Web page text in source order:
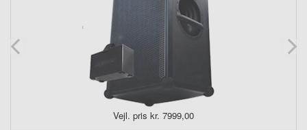
Vejl. pris kr. 7999,00